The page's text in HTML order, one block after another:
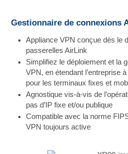
Gestionnaire de connexions
Appliance VPN conçue dès le
passerelles AirLink
Simplifiez le déploiement et la
VPN, en étendant l’entreprise
pour les terminaux fixes et
Agnostique vis-à-vis de
pas d’IP fixe et/ou publique
Compatible avec la norme
VPN toujours active